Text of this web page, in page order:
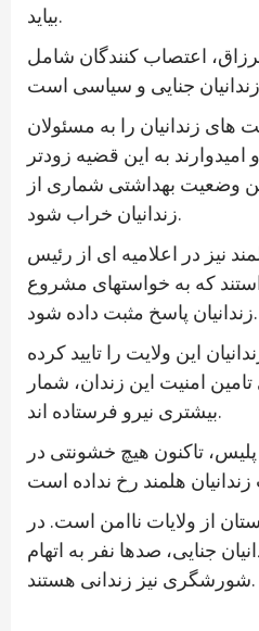
بیاید.
اعتصاب کنندگان شامل
زندانیان را به مسئولان
امیدوارند به این قضیه زودتر
وضعیت بهداشتی شماری از
زندانیان خراب شود.
نیز در اعلامیه ای از رئیس
که به خواستهای مشروع
زندانیان پاسخ مثبت داده شود.
این ولایت را تایید کرده
امنیت این زندان، شمار
بیشتری نیرو فرستاده اند.
تاکنون هیچ خشونتی در
از ولایات ناامن است. در
جنایی، صدها نفر به اتهام
شورشگری نیز زندانی هستند.